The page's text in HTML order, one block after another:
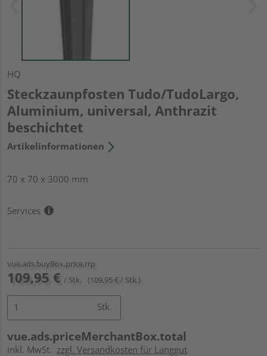
HQ
Steckzaunpfosten Tudo/TudoLargo,
Aluminium, universal, Anthrazit
beschichtet
Artikelinformationen
70 x 70 x 3000 mm
Services
vue.ads.buyBox.price.rrp
109,95 € / Stk. (109,95 € / Stk.)
Stk.
vue.ads.priceMerchantBox.total
inkl. MwSt. zzgl. Versandkosten für Langgut